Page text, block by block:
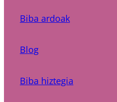
Biba ardoak
Blog
Biba hiztegia